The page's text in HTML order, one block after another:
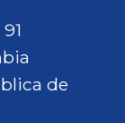
de